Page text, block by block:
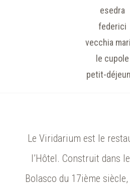
esedra
federici
vecchia
le cupole
petit-
Le Viridarium est le
l’Hôtel. Construit dans
Bolasco du 17ième